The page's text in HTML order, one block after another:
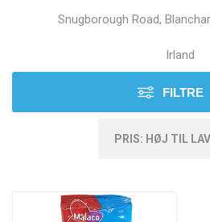
Snugborough Road,
Irland
FILTRE